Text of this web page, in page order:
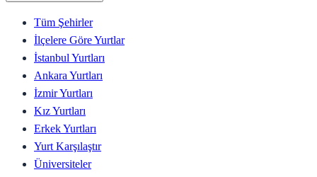
Tüm Şehirler
İlçelere Göre Yurtlar
İstanbul Yurtları
Ankara Yurtları
İzmir Yurtları
Kız Yurtları
Erkek Yurtları
Yurt Karşılaştır
Üniversiteler